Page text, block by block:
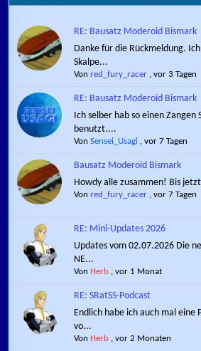
RE: Bausatz Moderoid Bismark
Danke für die Rückmeldung.
Skalpe...
Vonred_fury_racer ,vor 3 Tagen
RE: Bausatz Moderoid Bismark
Ich selber hab so einen Zangen
benutzt....
VonSensei_Usagi ,vor 7 Tagen
Bausatz Moderoid Bismark
Howdy alle zusammen! Bis
Vonred_fury_racer ,vor 7 Tagen
RE: Mini-Updates 2026
Updates vom 02.07.2026 Die
NE...
Von Herb ,vor 1 Monat
RE: SRatSS-Podcast
Endlich habe ich auch mal eine
vo...
Von Herb ,vor 2 Monaten